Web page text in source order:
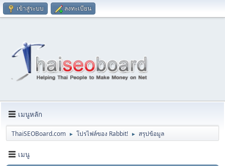
เข้าสู่ระบบ ลงทะเบียน
เมนูหลัก
ThaiSEOBoard.com ► โปรไฟล์ของ Rabbit! ► สรุปข้อมูล
เมนู